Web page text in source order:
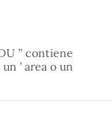
” contiene
’ area o un